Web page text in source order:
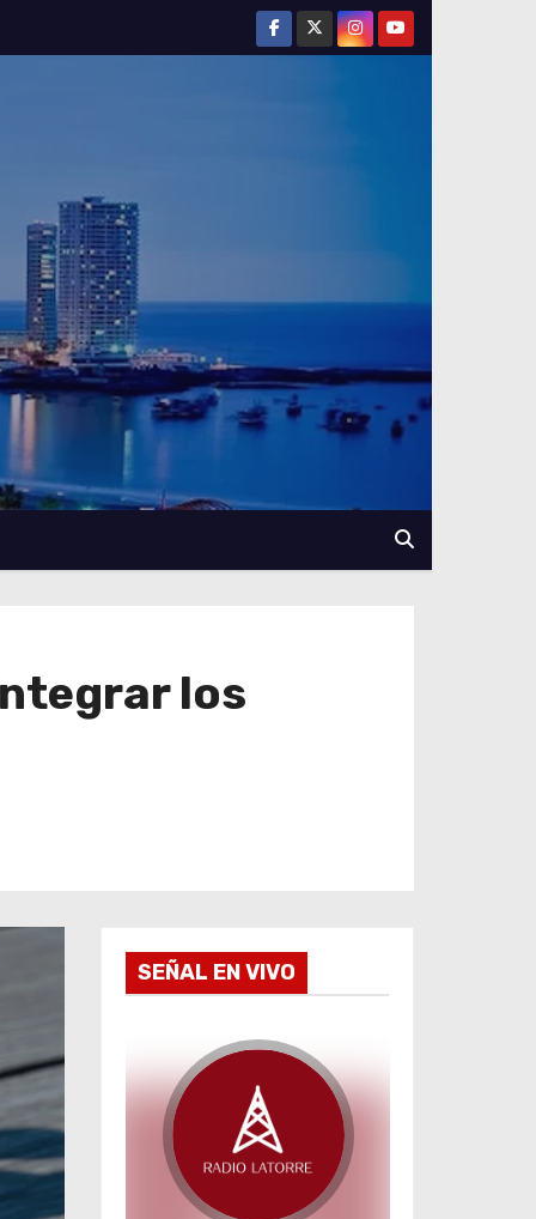
los
SEÑAL EN VIVO